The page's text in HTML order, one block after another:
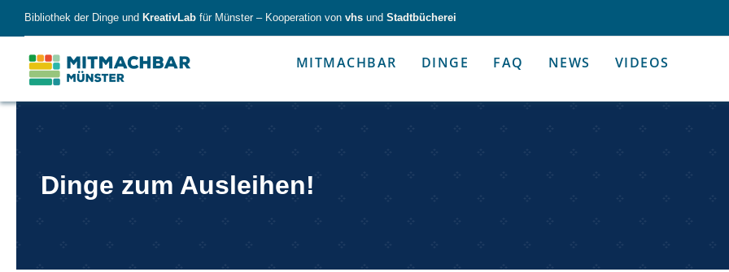
content
Bibliothek der Dinge und KreativLab für Münster – Kooperation von vhs und Stadtbücherei
MITMACHBAR DINGE
Forschen Werkzeug & Alltagshelfer Medien &
FAQ NEWS VIDEOS
Dinge zum Ausleihen!